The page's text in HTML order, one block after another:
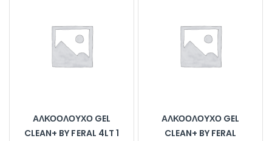
ΑΛΚΟΟΛΟΎΧΟ GEL
CLEAN+ BY FERAL 4LT 1
ΑΛΚΟΟΛΟΎΧΟ GEL
CLEAN+ BY FERAL